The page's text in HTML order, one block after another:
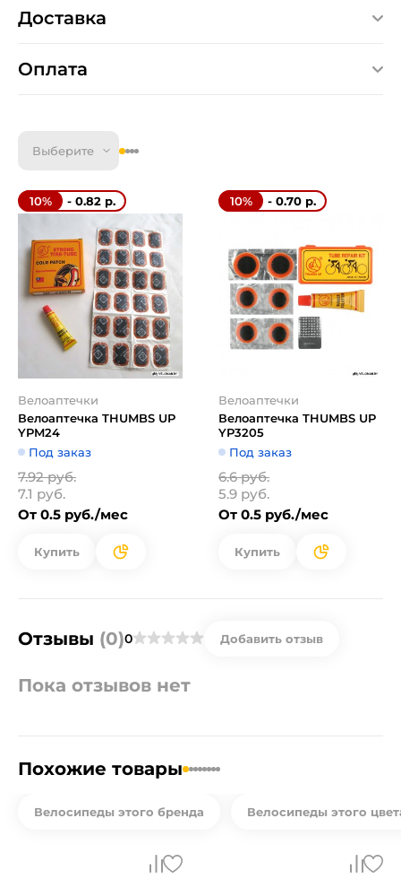
Доставка
Оплата
Выберите
10% - 0.82 р.
Велоаптечки
Велоаптечка THUMBS UP
YPM24
Под заказ
7.92 руб.
7.1 руб.
От 0.5 руб./мес
Купить
10% - 0.70 р.
Велоаптечки
Велоаптечка THUMBS UP
YP3205
Под заказ
6.6 руб.
5.9 руб.
От 0.5 руб./мес
Купить
Отзывы (0)0 Добавить отзыв
Пока отзывов нет
Похожие товары
Велосипеды этого бренда Велосипеды этого